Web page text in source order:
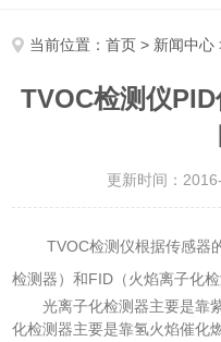
当前位置：首页 > 新闻中心
TVOC检测仪
更新时间：
TVOC检测仪根据传感器的
检测器）和FID（火焰离子化检
光离子化检测器主要是靠紫
化检测器主要是靠氢火焰催化